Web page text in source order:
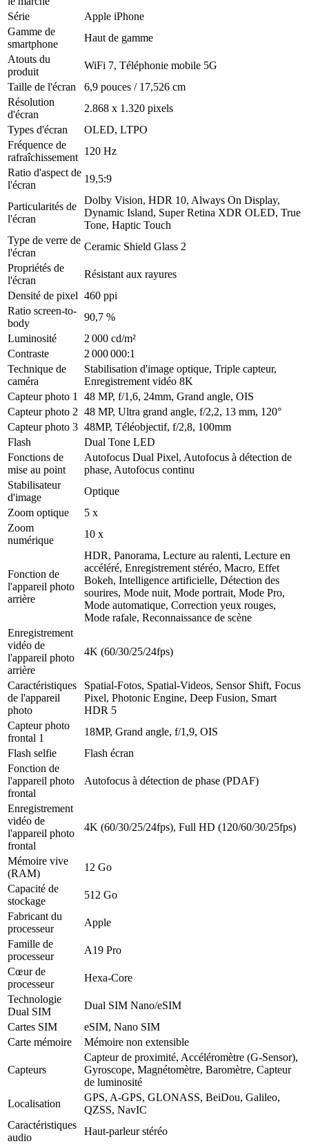
Série
Apple iPhone
Gamme de
smartphone
Haut de gamme
Atouts du
produit
WiFi 7, Téléphonie mobile 5G
Taille de l'écran
6,9 pouces / 17,526 cm
Résolution
d'écran
2.868 x 1.320 pixels
Types d'écran
OLED, LTPO
Fréquence de
rafraîchissement
120 Hz
Ratio d'aspect de
l'écran
19,5:9
Particularités de
l'écran
Dolby Vision, HDR 10, Always On Display,
Dynamic Island, Super Retina XDR OLED, True
Tone, Haptic Touch
Type de verre de
l'écran
Ceramic Shield Glass 2
Propriétés de
l'écran
Résistant aux rayures
Densité de pixel 460 ppi
Ratio screen-to-
body
90,7 %
Luminosité
2 000 cd/m²
Contraste
2 000 000:1
Technique de
caméra
Stabilisation d'image optique, Triple capteur,
Enregistrement vidéo 8K
Capteur photo 1
48 MP, f/1,6, 24mm, Grand angle, OIS
Capteur photo 2 48 MP, Ultra grand angle, f/2,2, 13 mm, 120°
Capteur photo 3 48MP, Téléobjectif, f/2,8, 100mm
Flash
Dual Tone LED
Fonctions de
mise au point
Autofocus Dual Pixel, Autofocus à détection de
phase, Autofocus continu
Stabilisateur
d'image
Optique
Zoom optique
5 x
Zoom
numérique
10 x
Fonction de
l'appareil photo
arrière
HDR, Panorama, Lecture au ralenti, Lecture en
accéléré, Enregistrement stéréo, Macro, Effet
Bokeh, Intelligence artificielle, Détection des
sourires, Mode nuit, Mode portrait, Mode Pro,
Mode automatique, Correction yeux rouges,
Mode rafale, Reconnaissance de scène
Enregistrement
vidéo de
l'appareil photo
arrière
4K (60/30/25/24fps)
Caractéristiques
de l'appareil
photo
Spatial-Fotos, Spatial-Videos, Sensor Shift, Focus
Pixel, Photonic Engine, Deep Fusion, Smart
HDR 5
Capteur photo
frontal 1
18MP, Grand angle, f/1,9, OIS
Flash selfie
Flash écran
Fonction de
l'appareil photo
frontal
Autofocus à détection de phase (PDAF)
Enregistrement
vidéo de
l'appareil photo
frontal
4K (60/30/25/24fps), Full HD (120/60/30/25fps)
Mémoire vive
(RAM)
12 Go
Capacité de
stockage
512 Go
Fabricant du
processeur
Apple
Famille de
processeur
A19 Pro
Cœur de
processeur
Hexa-Core
Technologie
Dual SIM
Dual SIM Nano/eSIM
Cartes SIM
eSIM, Nano SIM
Carte mémoire
Mémoire non extensible
Capteurs
Capteur de proximité, Accéléromètre (G-Sensor),
Gyroscope, Magnétomètre, Baromètre, Capteur
de luminosité
Localisation
GPS, A-GPS, GLONASS, BeiDou, Galileo,
QZSS, NavIC
Caractéristiques
audio
Haut-parleur stéréo